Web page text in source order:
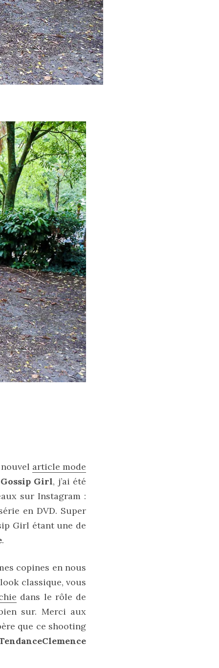
article mode
Girl, j’ai été
sur Instagram :
en DVD. Super
Girl étant une de
.
copines en nous
classique, vous
dans le rôle de
sur. Merci aux
que ce shooting